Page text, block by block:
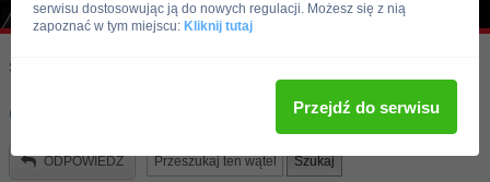
Skocz do:
Co myślicie o antykoncepcji???
ODPOWIEDZ
serwisu dostosowując ją do nowych regulacji. Możesz się z nią
zapoznać w tym miejscu: Kliknij tutaj
Przejdź do serwisu